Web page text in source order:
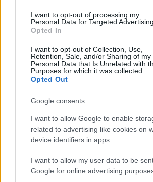
I want to opt-out of processing my
Personal Data for Targeted Advertising.
Opted In
I want to opt-out of Collection, Use,
Retention, Sale, and/or Sharing of my
Personal Data that Is Unrelated with
Purposes for which it was collected.
Opted Out
Google consents
I want to allow Google to enable
related to advertising like cookies on
device identifiers in apps.
I want to allow my user data to be
Google for online advertising
Viņi kļūst arvien
izmanto krāpnieki
aktuālu
Raimonds dalās
vaļā
“Problēmas
Liepājniece
un krāpniekiem
naudas summu
Atcelt